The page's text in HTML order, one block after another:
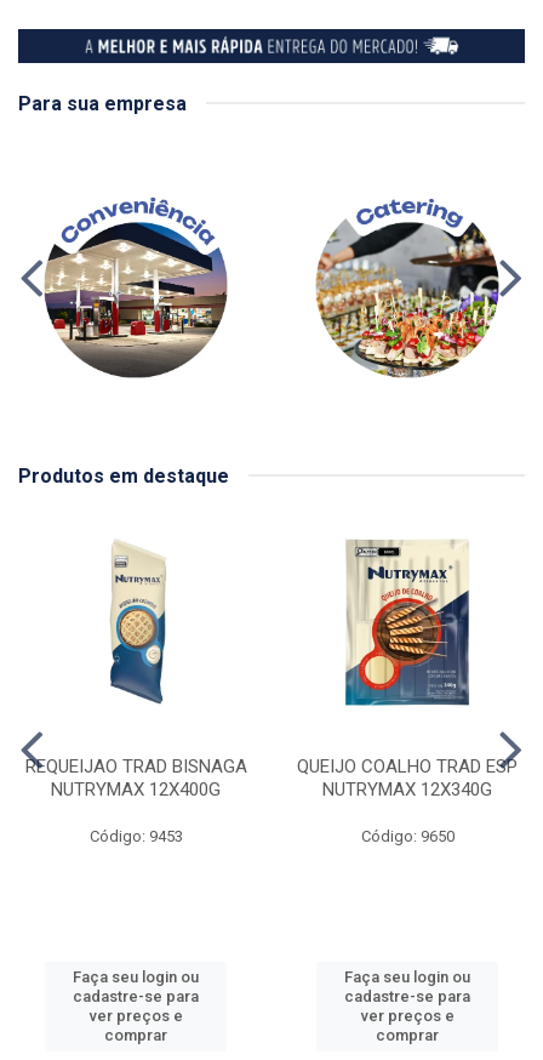
Para sua empresa
Produtos em destaque
REQUEIJAO TRAD BISNAGA
NUTRYMAX 12X400G
Código: 9453
Faça seu login ou
cadastre-se para
ver preços e
comprar
QUEIJO COALHO TRAD ESP
NUTRYMAX 12X340G
Código: 9650
Faça seu login ou
cadastre-se para
ver preços e
comprar